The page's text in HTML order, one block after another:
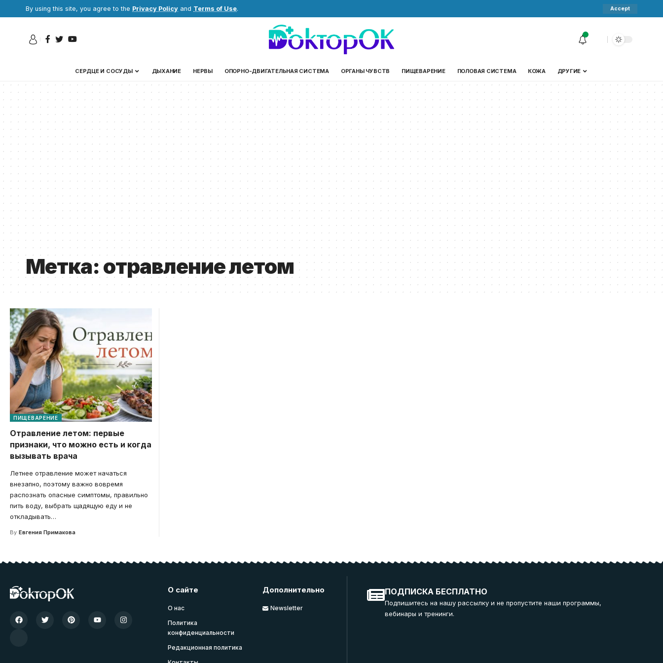
By using this site, you agree to the Privacy Policy and Terms of Use. Accept
СЕРДЦЕ И СОСУДЫ ДЫХАНИЕ НЕРВЫ ОПОРНО-ДВИГАТЕЛЬНАЯ СИСТЕМА ОРГАНЫ ЧУВСТВ ПИЩЕВАРЕНИЕ ПОЛОВАЯ СИСТЕМА КОЖА ДРУГИЕ
Метка:отравление летом
ПИЩЕВАРЕНИЕ
Отравление летом: первые
признаки, что можно есть и когда
вызывать врача
Летнее отравление может начаться
внезапно, поэтому важно вовремя
распознать опасные симптомы, правильно
пить воду, выбрать щадящую еду и не
откладывать…
By Евгения Примакова
О сайте
О нас
Политика
конфиденциальности
Редакционная политика
Дополнительно
Newsletter
ПОДПИСКА БЕСПЛАТНО
Подпишитесь на нашу рассылку и не пропустите наши программы,
вебинары и тренинги.